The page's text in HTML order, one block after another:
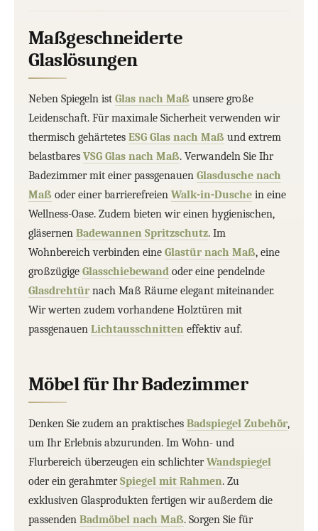
Maßgeschneiderte
Glaslösungen
Neben Spiegeln ist Glas nach Maß unsere große
Leidenschaft. Für maximale Sicherheit verwenden wir
thermisch gehärtetes ESG Glas nach Maß und extrem
belastbares VSG Glas nach Maß. Verwandeln Sie Ihr
Badezimmer mit einer passgenauen Glasdusche nach
Maß oder einer barrierefreien Walk-in-Dusche in eine
Wellness-Oase. Zudem bieten wir einen hygienischen,
gläsernen Badewannen Spritzschutz. Im
Wohnbereich verbinden eine Glastür nach Maß, eine
großzügige Glasschiebewand oder eine pendelnde
Glasdrehtürnach Maß Räume elegant miteinander.
Wir werten zudem vorhandene Holztüren mit
passgenauen Lichtausschnitten effektiv auf.
Möbel für Ihr Badezimmer
Denken Sie zudem an praktisches Badspiegel Zubehör,
um Ihr Erlebnis abzurunden. Im Wohn- und
Flurbereich überzeugen ein schlichterWandspiegel
oder ein gerahmterSpiegel mit Rahmen. Zu
exklusiven Glasprodukten fertigen wir außerdem die
passenden Badmöbel nach Maß. Sorgen Sie für